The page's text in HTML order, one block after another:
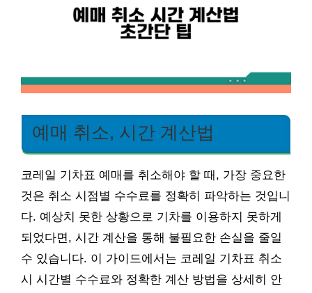
예매 취소, 시간 계산법
코레일 기차표 예매를 취소해야 할 때, 가장 중요한
것은 취소 시점별 수수료를 정확히 파악하는 것입니
다. 예상치 못한 상황으로 기차를 이용하지 못하게
되었다면, 시간 계산을 통해 불필요한 손실을 줄일
수 있습니다. 이 가이드에서는 코레일 기차표 취소
시 시간별 수수료와 정확한 계산 방법을 상세히 안